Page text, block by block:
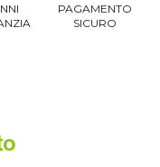
PAGAMENTO
SICURO